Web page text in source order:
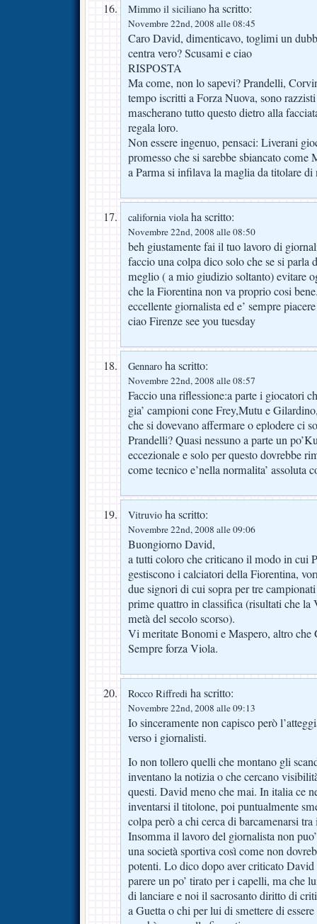
Mimmo il siciliano ha scritto:
Novembre 22nd, 2008 alle 08:45
Caro David, dimenticavo, toglimi un
centra vero? Scusami e ciao
RISPOSTA
Ma come, non lo sapevi? Prandelli,
tempo iscritti a Forza Nuova, sono
mascherano tutto questo dietro alla
regala loro.
Non essere ingenuo, pensaci: Liverani
promesso che si sarebbe sbiancato come
a Parma si infilava la maglia da titolare di
california violaha scritto:
Novembre 22nd, 2008 alle 08:50
beh giustamente fai il tuo lavoro di
faccio una colpa dico solo che se si parla
meglio ( a mio giudizio soltanto) evitare
che la Fiorentina non va proprio cosi
eccellente giornalista ed e’ sempre
ciao Firenze see you tuesday
Gennaro ha scritto:
Novembre 22nd, 2008 alle 08:57
Faccio una riflessione:a parte i giocatori
gia’ campioni cone Frey,Mutu e
che si dovevano affermare o eplodere ci
Prandelli? Quasi nessuno a parte un
eccezionale e solo per questo dovrebbe
come tecnico e’nella normalita’ assoluta
Vitruvio ha scritto:
Novembre 22nd, 2008 alle 09:06
Buongiorno David,
a tutti coloro che criticano il modo in cui
gestiscono i calciatori della Fiorentina,
due signori di cui sopra per tre
prime quattro in classifica (risultati che la
metà del secolo scorso).
Vi meritate Bonomi e Maspero, altro
Sempre forza Viola.
Rocco Riffredi ha scritto:
Novembre 22nd, 2008 alle 09:13
Io sinceramente non capisco però
verso i giornalisti.
Io non tollero quelli che montano gli
inventano la notizia o che cercano
questi. David meno che mai. In italia ce
inventarsi il titolone, poi puntualmente
colpa però a chi cerca di barcamenarsi
Insomma il lavoro del giornalista non
una società sportiva così come non
potenti. Lo dico dopo aver criticato
parere un po’ tirato per i capelli, ma che
di lanciare e noi il sacrosanto diritto di
a Guetta o chi per lui di smettere di